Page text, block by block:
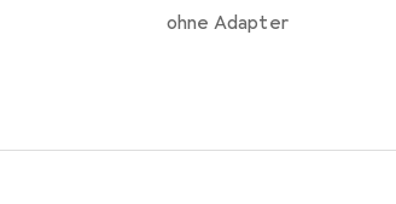
ohne Adapter